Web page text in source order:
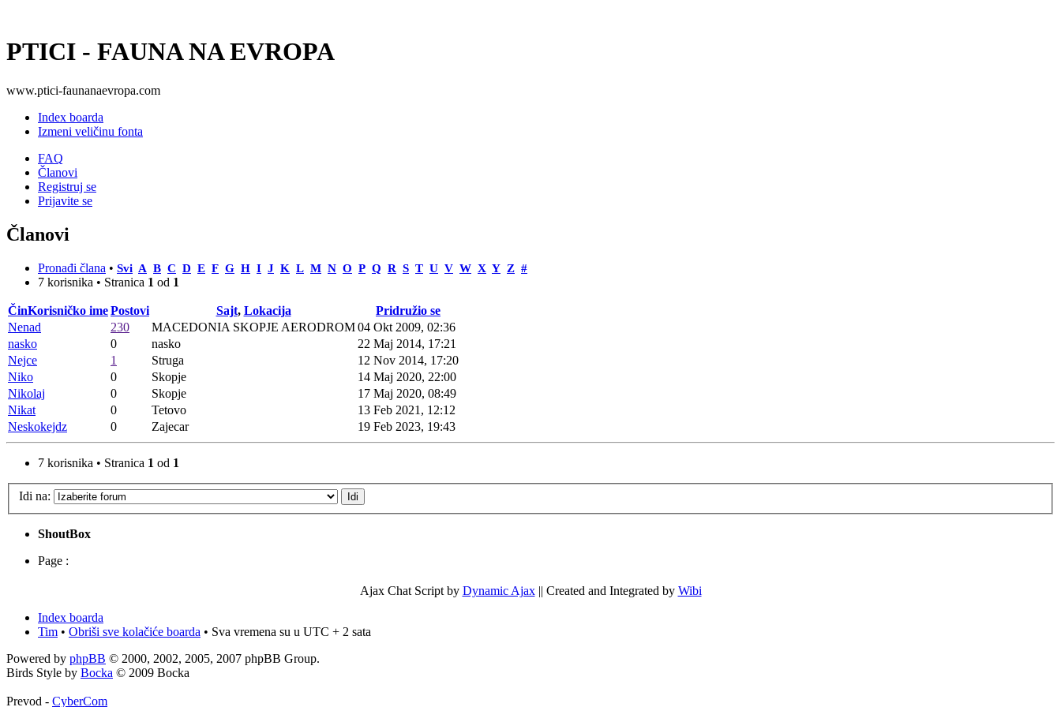
PTICI - FAUNA NA EVROPA
www.ptici-faunanaevropa.com
Index boarda
Izmeni veličinu fonta
FAQ
Članovi
Registruj se
Prijavite se
Članovi
Pronađi člana • Svi A B C D E F G H I J K L M N O P Q R S T U V W X Y Z #
7 korisnika • Stranica 1 od 1
ČinKorisničko imePostovi Sajt, Lokacija
Pridružio se
Nenad
230 MACEDONIA SKOPJE AERODROM04 Okt 2009, 02:36
nasko
0 nasko
22 Maj 2014, 17:21
Nejce
1 Struga
12 Nov 2014, 17:20
Niko
0 Skopje
14 Maj 2020, 22:00
Nikolaj
0 Skopje
17 Maj 2020, 08:49
Nikat
0 Tetovo
13 Feb 2021, 12:12
Neskokejdz
0 Zajecar 19 Feb 2023, 19:43
7 korisnika • Stranica 1 od 1
Idi na:
ShoutBox
Page :
Ajax Chat Script by Dynamic Ajax|| Created and Integrated by Wibi
Index boarda
Tim • Obriši sve kolačiće boarda • Sva vremena su u UTC + 2 sata
Powered by phpBB © 2000, 2002, 2005, 2007 phpBB Group.
Birds Style by Bocka © 2009 Bocka
Prevod - CyberCom